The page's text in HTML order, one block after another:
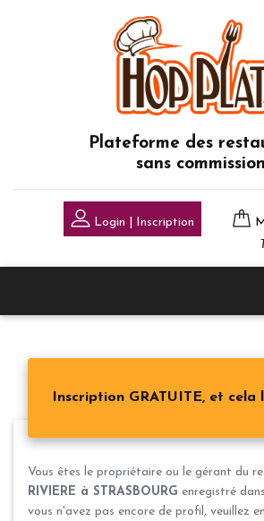
Plateforme des
sans commission
Login | Inscription
Inscription GRATUITE, et cela
Vous êtes le propriétaire ou le gérant du
RIVIERE à STRASBOURG enregistré
vous n'avez pas encore de profil, veuillez